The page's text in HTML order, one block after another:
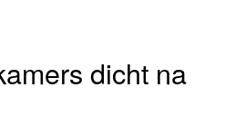
dicht na